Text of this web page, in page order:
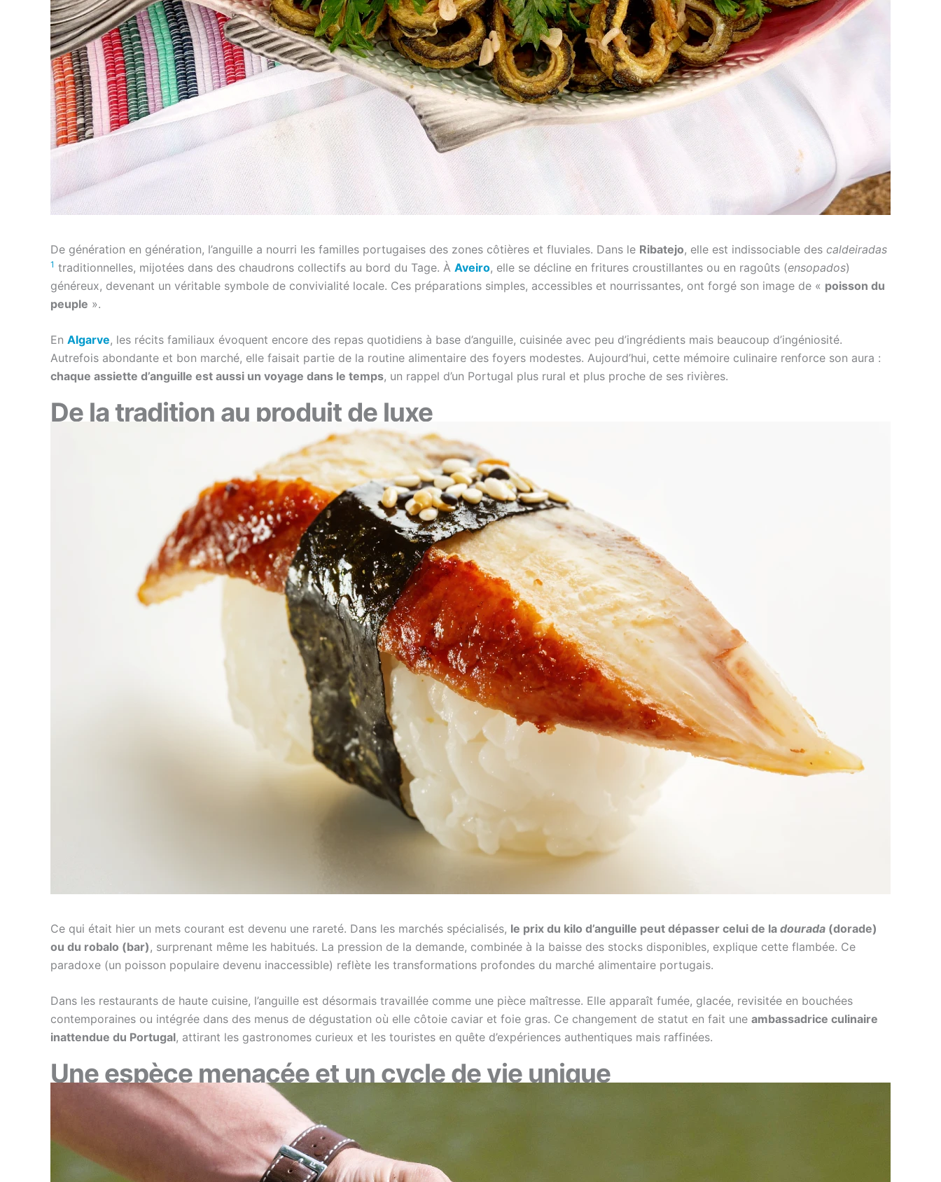
De génération en génération, l’anguille a nourri les familles portugaises des zones côtières et fluviales. Dans le Ribatejo, elle est indissociable des caldeiradas
1 traditionnelles, mijotées dans des chaudrons collectifs au bord du Tage. À Aveiro, elle se décline en fritures croustillantes ou en ragoûts (ensopados)
généreux, devenant un véritable symbole de convivialité locale. Ces préparations simples, accessibles et nourrissantes, ont forgé son image de « poisson du
peuple ».
En Algarve, les récits familiaux évoquent encore des repas quotidiens à base d’anguille, cuisinée avec peu d’ingrédients mais beaucoup d’ingéniosité.
Autrefois abondante et bon marché, elle faisait partie de la routine alimentaire des foyers modestes. Aujourd’hui, cette mémoire culinaire renforce son aura :
chaque assiette d’anguille est aussi un voyage dans le temps, un rappel d’un Portugal plus rural et plus proche de ses rivières.
De la tradition au produit de luxe
Ce qui était hier un mets courant est devenu une rareté. Dans les marchés spécialisés, le prix du kilo d’anguille peut dépasser celui de la dourada (dorade)
ou du robalo (bar) , surprenant même les habitués. La pression de la demande, combinée à la baisse des stocks disponibles, explique cette flambée. Ce
paradoxe (un poisson populaire devenu inaccessible) reflète les transformations profondes du marché alimentaire portugais.
Dans les restaurants de haute cuisine, l’anguille est désormais travaillée comme une pièce maîtresse. Elle apparaît fumée, glacée, revisitée en bouchées
contemporaines ou intégrée dans des menus de dégustation où elle côtoie caviar et foie gras. Ce changement de statut en fait une ambassadrice culinaire
inattendue du Portugal, attirant les gastronomes curieux et les touristes en quête d’expériences authentiques mais raffinées.
Une espèce menacée et un cycle de vie unique